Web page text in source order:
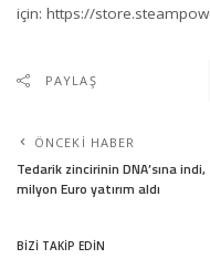
için: https://
PAYLAŞ
ÖNCEKI HABER
Tedarik zincirinin DNA’sına indi,
milyon Euro yatırım aldı
BİZİ TAKİP EDİN